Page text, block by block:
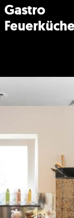
Gastro